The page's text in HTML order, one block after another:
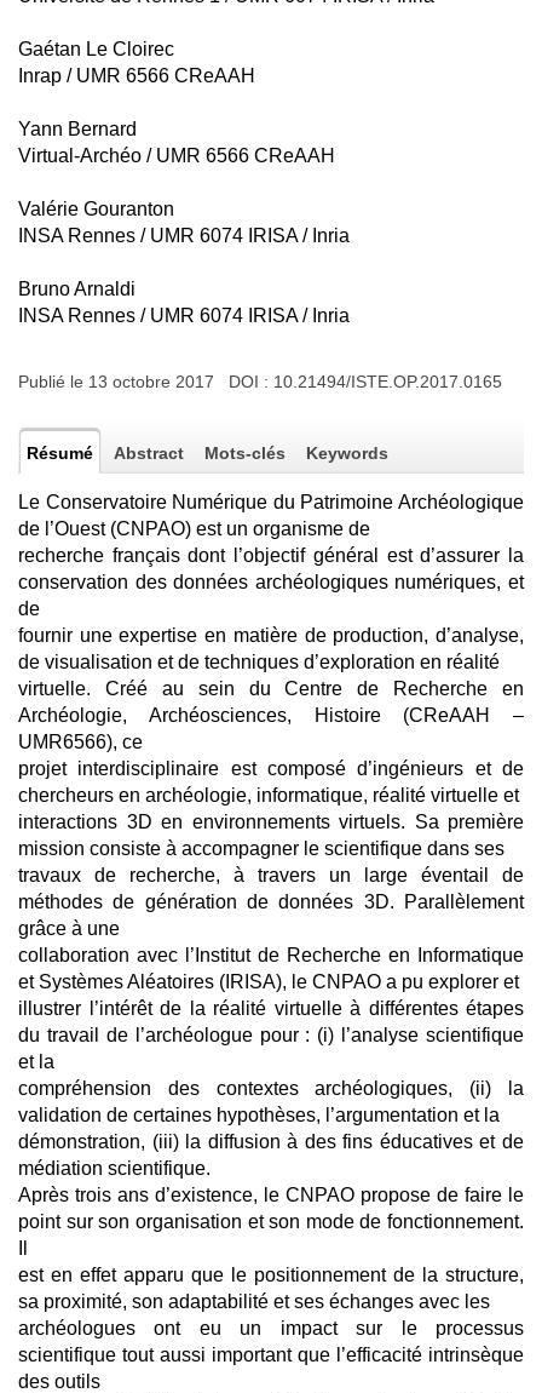
Gaétan Le Cloirec
Inrap / UMR 6566 CReAAH
Yann Bernard
Virtual-Archéo / UMR 6566 CReAAH
Valérie Gouranton
INSA Rennes / UMR 6074 IRISA / Inria
Bruno Arnaldi
INSA Rennes / UMR 6074 IRISA / Inria
Publié le 13 octobre 2017 DOI : 10.21494/ISTE.OP.2017.0165
Résumé Abstract Mots-clés Keywords
Le Conservatoire Numérique du Patrimoine Archéologique
de l’Ouest (CNPAO) est un organisme de
recherche français dont l’objectif général est d’assurer la
conservation des données archéologiques numériques, et
de
fournir une expertise en matière de production, d’analyse,
de visualisation et de techniques d’exploration en réalité
virtuelle. Créé au sein du Centre de Recherche en
Archéologie, Archéosciences, Histoire (CReAAH –
UMR6566), ce
projet interdisciplinaire est composé d’ingénieurs et de
chercheurs en archéologie, informatique, réalité virtuelle et
interactions 3D en environnements virtuels. Sa première
mission consiste à accompagner le scientifique dans ses
travaux de recherche, à travers un large éventail de
méthodes de génération de données 3D. Parallèlement
grâce à une
collaboration avec l’Institut de Recherche en Informatique
et Systèmes Aléatoires (IRISA), le CNPAO a pu explorer et
illustrer l’intérêt de la réalité virtuelle à différentes étapes
du travail de l’archéologue pour : (i) l’analyse scientifique
et la
compréhension des contextes archéologiques, (ii) la
validation de certaines hypothèses, l’argumentation et la
démonstration, (iii) la diffusion à des fins éducatives et de
médiation scientifique.
Après trois ans d’existence, le CNPAO propose de faire le
point sur son organisation et son mode de fonctionnement.
est en effet apparu que le positionnement de la structure,
sa proximité, son adaptabilité et ses échanges avec les
archéologues ont eu un impact sur le processus
scientifique tout aussi important que l’efficacité intrinsèque
des outils